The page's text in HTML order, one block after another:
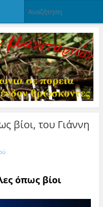
βίοι, του Γιάννη
όπως βίοι